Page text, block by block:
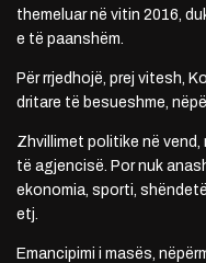
themeluar në vitin 2016,
e të paanshëm.
Për rrjedhojë, prej vitesh,
dritare të besueshme,
Zhvillimet politike në
të agjencisë. Por nuk
ekonomia, sporti,
etj.
Emancipimi i masës,